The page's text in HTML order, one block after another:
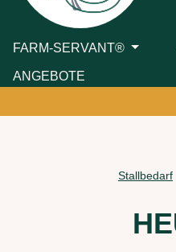
FARM-SERVANT®
ANGEBOTE
Stallbedarf